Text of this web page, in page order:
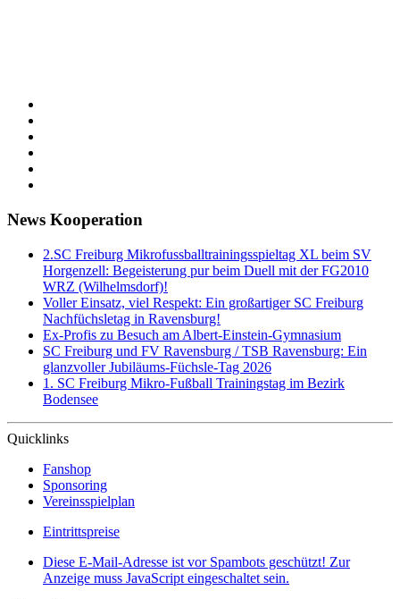
News Kooperation
2.SC Freiburg Mikrofussballtrainingsspieltag XL beim SV
Horgenzell: Begeisterung pur beim Duell mit der FG2010
WRZ (Wilhelmsdorf)!
Voller Einsatz, viel Respekt: Ein großartiger SC Freiburg
Nachfüchsletag in Ravensburg!
Ex-Profis zu Besuch am Albert-Einstein-Gymnasium
SC Freiburg und FV Ravensburg / TSB Ravensburg: Ein
glanzvoller Jubiläums-Füchsle-Tag 2026
1. SC Freiburg Mikro-Fußball Trainingstag im Bezirk
Bodensee
Quicklinks
Fanshop
Sponsoring
Vereinsspielplan
Eintrittspreise
Diese E-Mail-Adresse ist vor Spambots geschützt! Zur
Anzeige muss JavaScript eingeschaltet sein.